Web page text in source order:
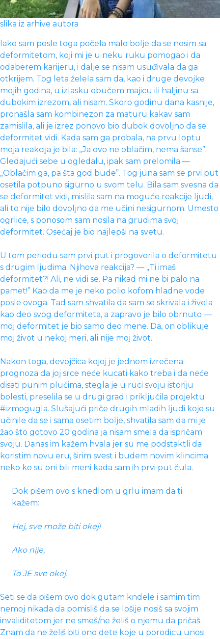
slika iz arhive autora
Iako sam posle toga počela malo bolje da se nosim sa
deformitetom, koji mi je u neku ruku pomogao i da
odaberem karijeru, i dalje se nisam usuđivala da ga
otkrijem. Tog leta želela sam da, kao i druge devojke
mojih godina, u izlasku obučem majicu ili haljinu sa
dubokim izrezom, ali nisam. Skoro godinu dana kasnije,
pronašla sam kombinezon za maturu kakav sam
zamislila, ali je izrez ponovo bio dubok dovoljno da se
deformitet vidi. Kada sam ga probala, na prvu loptu
moja reakcija je bila: „Ja ovo ne oblačim, nema šanse”.
Gledajući sebe u ogledalu, ipak sam prelomila —
„Oblačim ga, pa šta god bude”. Tog juna sam se prvi put
osetila potpuno sigurno u svom telu. Bila sam svesna da
se deformitet vidi, mislila sam na moguće reakcije ljudi,
ali to nije bilo dovoljno da me učini nesigurnom. Umesto
ogrlice, s ponosom sam nosila na grudima svoj
deformitet. Osećaj je bio najlepši na svetu.
U tom periodu sam prvi put i progovorila o deformitetu
s drugim ljudima. Njihova reakcija? — „Ti imaš
deformitet?! Ali, ne vidi se. Pa nikad mi ne bi palo na
pamet!” Kao da me je neko polio kofom hladne vode
posle ovoga. Tad sam shvatila da sam se skrivala i živela
kao deo svog deformiteta, a zapravo je bilo obrnuto —
moj deformitet je bio samo deo mene. Da, on oblikuje
moj život u nekoj meri, ali nije moj život.
Nakon toga, devojčica kojoj je jednom izrečena
prognoza da joj srce neće kucati kako treba i da neće
disati punim plućima, stegla je u ruci svoju istoriju
bolesti, preselila se u drugi grad i priključila projektu
#izmogugla. Slušajući priče drugih mladih ljudi koje su
učinile da se i sama osetim bolje, shvatila sam da mi je
žao što gotovo 20 godina ja nisam smela da ispričam
svoju. Danas im kažem hvala jer su me podstaktli da
koristim novu eru, širim svest i budem novim klincima
neko ko su oni bili meni kada sam ih prvi put čula.
Dok pišem ovo s knedlom u grlu imam da ti
kažem:
Hej, sve može biti okej!
Ako nije,
To JE sve okej.
Seti se da pišem ovo dok gutam kndele i samim tim
nemoj nikada da pomisliš da se lošije nosiš sa svojim
invaliditetom jer ne smeš/ne želiš o njemu da pričaš.
Znam da ne želiš biti ono dete koje u porodicu unosi